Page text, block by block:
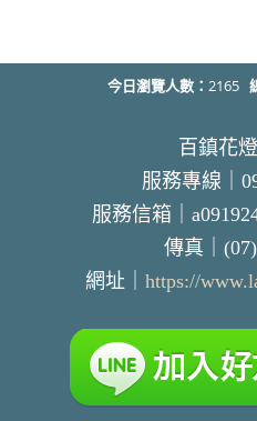
今日瀏覽人數： 2165
百鎮花
服務專線｜
服務信箱｜
傳真｜
網址｜ https://